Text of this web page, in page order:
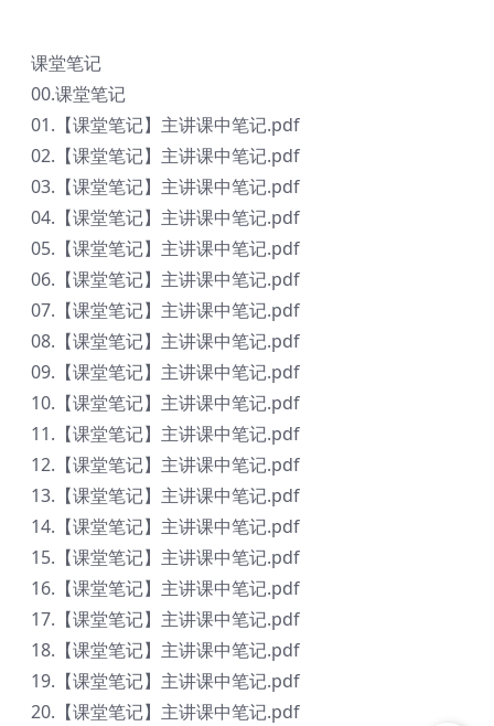
课堂笔记
00.课堂笔记
01.【课堂笔记】主讲课中笔记.pdf
02.【课堂笔记】主讲课中笔记.pdf
03.【课堂笔记】主讲课中笔记.pdf
04.【课堂笔记】主讲课中笔记.pdf
05.【课堂笔记】主讲课中笔记.pdf
06.【课堂笔记】主讲课中笔记.pdf
07.【课堂笔记】主讲课中笔记.pdf
08.【课堂笔记】主讲课中笔记.pdf
09.【课堂笔记】主讲课中笔记.pdf
10.【课堂笔记】主讲课中笔记.pdf
11.【课堂笔记】主讲课中笔记.pdf
12.【课堂笔记】主讲课中笔记.pdf
13.【课堂笔记】主讲课中笔记.pdf
14.【课堂笔记】主讲课中笔记.pdf
15.【课堂笔记】主讲课中笔记.pdf
16.【课堂笔记】主讲课中笔记.pdf
17.【课堂笔记】主讲课中笔记.pdf
18.【课堂笔记】主讲课中笔记.pdf
19.【课堂笔记】主讲课中笔记.pdf
20.【课堂笔记】主讲课中笔记.pdf